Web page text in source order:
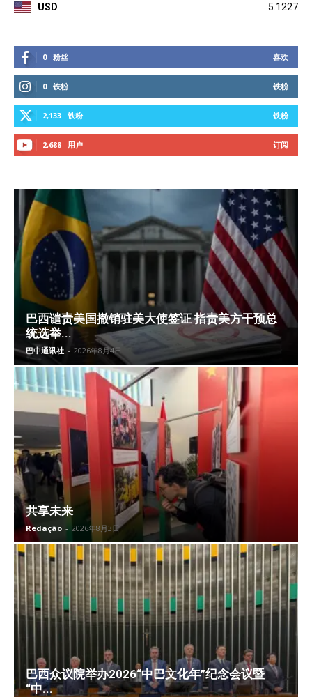
USD 5.1227
0 粉丝 喜欢
0 铁粉 铁粉
2,133 铁粉 铁粉
2,688 用户 订阅
巴西谴责美国撤销驻美大使签证 指责美方干预总
统选举...
巴中通讯社 - 2026年8月4日
共享未来
Redação - 2026年8月3日
巴西众议院举办2026“中巴文化年”纪念会议暨
“中...